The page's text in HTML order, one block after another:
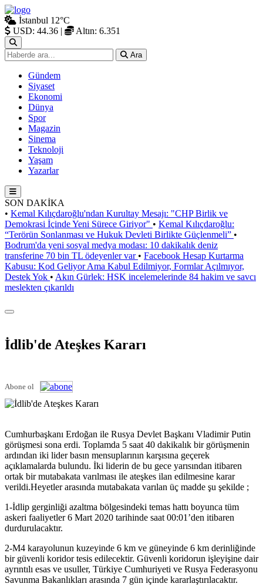
İstanbul 12°C
USD: 44.36 | Altın: 6.351
Ara
Gündem
Siyaset
Ekonomi
Dünya
Spor
Magazin
Sinema
Teknoloji
Yaşam
Yazarlar
SON DAKİKA
• Kemal Kılıçdaroğlu'ndan Kurultay Mesajı: "CHP Birlik ve
Demokrasi İçinde Yeni Sürece Giriyor" • Kemal Kılıçdaroğlu:
“Terörün Sonlanması ve Hukuk Devleti Birlikte Güçlenmeli” •
Bodrum'da yeni sosyal medya modası: 10 dakikalık deniz
transferine 70 bin TL ödeyenler var • Facebook Hesap Kurtarma
Kabusu: Kod Geliyor Ama Kabul Edilmiyor, Formlar Açılmıyor,
Destek Yok • Akın Gürlek: HSK incelemelerinde 84 hakim ve savcı
meslekten çıkarıldı
İdlib'de Ateşkes Kararı
Abone ol
Cumhurbaşkanı Erdoğan ile Rusya Devlet Başkanı Vladimir Putin
görüşmesi sona erdi. Toplamda 5 saat 40 dakikalık bir görüşmenin
ardından iki lider basın mensuplarının karşısına geçerek
açıklamalarda bulundu. İki liderin de bu gece yarısından itibaren
ortak bir mutabakata varılması ile ateşkes ilan edilmesine karar
verildi.Heyetler arasında mutabakata varılan üç madde şu şekilde ;
1-İdlip gerginliği azaltma bölgesindeki temas hattı boyunca tüm
askeri faaliyetler 6 Mart 2020 tarihinde saat 00:01’den itibaren
durdurulacaktır.
2-M4 karayolunun kuzeyinde 6 km ve güneyinde 6 km derinliğinde
bir güvenli koridor tesis edilecektir. Güvenli koridorun işleyişine dair
ayrıntılı esas ve usuller, Türkiye Cumhuriyeti ve Rusya Federasyonu
Savunma Bakanlıkları arasında 7 gün içinde kararlaştırılacaktır.